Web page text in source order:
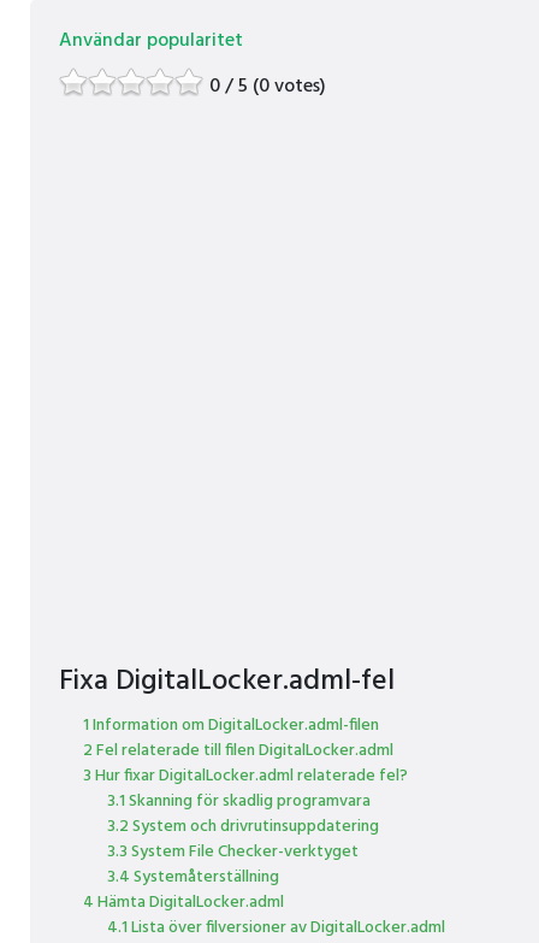
Användar popularitet
0 / 5 (0 votes)
Fixa DigitalLocker.adml-fel
1 Information om DigitalLocker.adml-filen
2 Fel relaterade till filen DigitalLocker.adml
3 Hur fixar DigitalLocker.adml relaterade fel?
3.1 Skanning för skadlig programvara
3.2 System och drivrutinsuppdatering
3.3 System File Checker-verktyget
3.4 Systemåterställning
4 Hämta DigitalLocker.adml
4.1 Lista över filversioner av DigitalLocker.adml